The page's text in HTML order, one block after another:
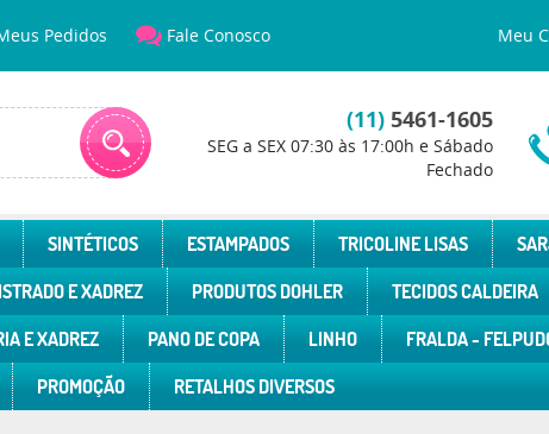
Pedidos Fale Conosco Meu
(11) 5461-1605
SEG a SEX 07:30 às 17:00h e Sábado
Fechado
SINTÉTICOS ESTAMPADOS TRICOLINE LISAS
E XADREZ PRODUTOS DOHLER TECIDOS CALDEIRA
E XADREZ PANO DE COPA LINHO
FRALDA -
PROMOÇÃO RETALHOS DIVERSOS